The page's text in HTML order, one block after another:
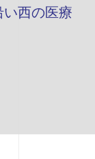
い西の医療